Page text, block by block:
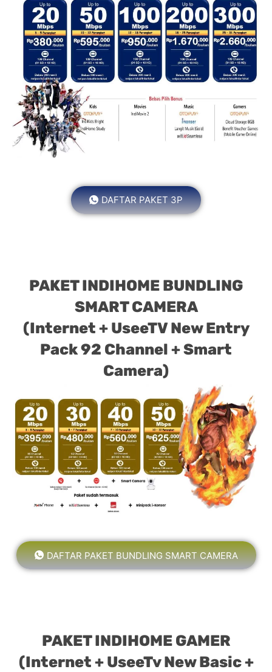
DAFTAR PAKET 3P
PAKET INDIHOME BUNDLING
SMART CAMERA
(Internet + UseeTV New Entry
Pack 92 Channel + Smart
Camera)
DAFTAR PAKET BUNDLING SMART CAMERA
PAKET INDIHOME GAMER
(Internet + UseeTv New Basic +